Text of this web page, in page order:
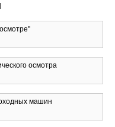
осмотра
машин